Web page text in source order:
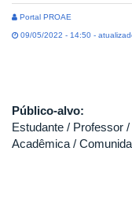
Portal PROAE
09/05/2022 - 14:50 -
Público-alvo:
Estudante / Professor
Acadêmica /